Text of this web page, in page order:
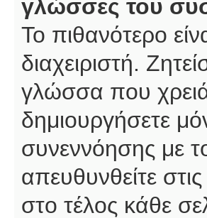
γλώσσες του
Το πιθανότερο
διαχειριστή.
γλώσσα που
δημιουργήσετε
συνεννόησης με
απευθυνθείτε
στο τέλος κάθε